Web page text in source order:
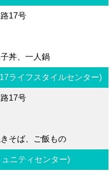
17号
丼、一人鍋
ライフスタイルセンター)
17号
そば、ご飯もの
ニティセンター)